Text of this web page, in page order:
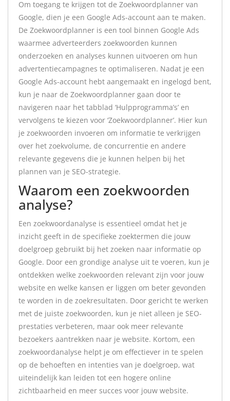
Om toegang te krijgen tot de Zoekwoordplanner van
Google, dien je een Google Ads-account aan te maken.
De Zoekwoordplanner is een tool binnen Google Ads
waarmee adverteerders zoekwoorden kunnen
onderzoeken en analyses kunnen uitvoeren om hun
advertentiecampagnes te optimaliseren. Nadat je een
Google Ads-account hebt aangemaakt en ingelogd bent,
kun je naar de Zoekwoordplanner gaan door te
navigeren naar het tabblad ‘Hulpprogramma’s’ en
vervolgens te kiezen voor ‘Zoekwoordplanner’. Hier kun
je zoekwoorden invoeren om informatie te verkrijgen
over het zoekvolume, de concurrentie en andere
relevante gegevens die je kunnen helpen bij het
plannen van je SEO-strategie.
Waarom een zoekwoorden
analyse?
Een zoekwoordanalyse is essentieel omdat het je
inzicht geeft in de specifieke zoektermen die jouw
doelgroep gebruikt bij het zoeken naar informatie op
Google. Door een grondige analyse uit te voeren, kun je
ontdekken welke zoekwoorden relevant zijn voor jouw
website en welke kansen er liggen om beter gevonden
te worden in de zoekresultaten. Door gericht te werken
met de juiste zoekwoorden, kun je niet alleen je SEO-
prestaties verbeteren, maar ook meer relevante
bezoekers aantrekken naar je website. Kortom, een
zoekwoordanalyse helpt je om effectiever in te spelen
op de behoeften en intenties van je doelgroep, wat
uiteindelijk kan leiden tot een hogere online
zichtbaarheid en meer succes voor jouw website.